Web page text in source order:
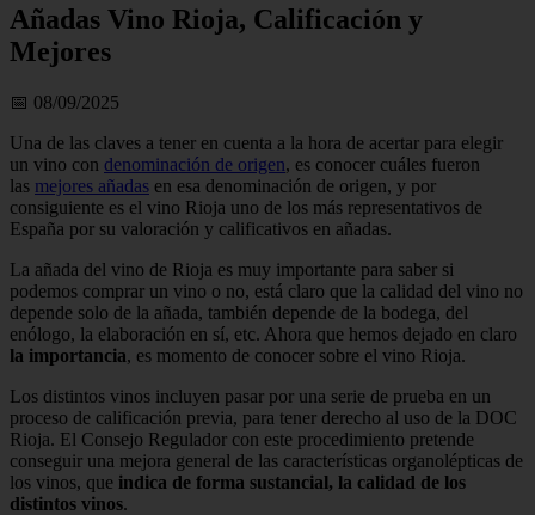
Añadas Vino Rioja, Calificación y
Mejores
📅 08/09/2025
Una de las claves a tener en cuenta a la hora de acertar para elegir
un vino con denominación de origen, es conocer cuáles fueron
las mejores añadas en esa denominación de origen, y por
consiguiente es el vino Rioja uno de los más representativos de
España por su valoración y calificativos en añadas.
La añada del vino de Rioja es muy importante para saber si
podemos comprar un vino o no, está claro que la calidad del vino no
depende solo de la añada, también depende de la bodega, del
enólogo, la elaboración en sí, etc. Ahora que hemos dejado en claro
la importancia, es momento de conocer sobre el vino Rioja.
Los distintos vinos incluyen pasar por una serie de prueba en un
proceso de calificación previa, para tener derecho al uso de la DOC
Rioja. El Consejo Regulador con este procedimiento pretende
conseguir una mejora general de las características organolépticas de
los vinos, que indica de forma sustancial, la calidad de los
distintos vinos.